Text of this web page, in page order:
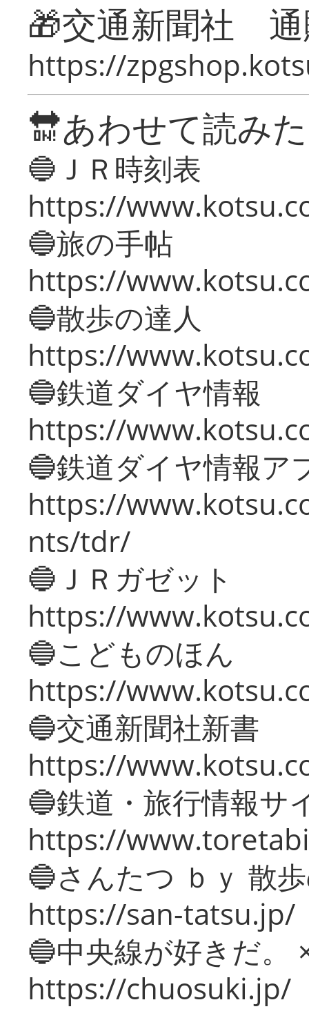
🎁交通新聞社
https://
🔛あわせて読み
🔵ＪＲ時刻表
https://
🔵旅の手帖
https://
🔵散歩の達人
https://
🔵鉄道ダイヤ情報
https://
🔵鉄道ダイヤ情報ア
https://
nts/tdr/
🔵ＪＲガゼット
https://
🔵こどものほん
https://
🔵交通新聞社新書
https://
🔵鉄道・旅行情報サ
https://
🔵さんたつ ｂｙ 散
https://san-tatsu.jp/
🔵中央線が好きだ。
https://chuosuki.jp/